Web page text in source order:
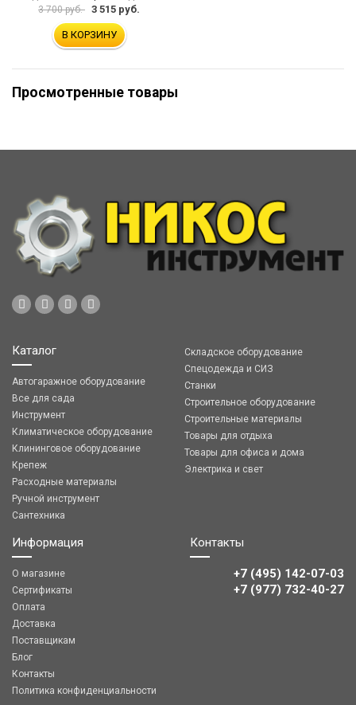
3 700 руб. 3 515 руб.
В КОРЗИНУ
Просмотренные товары
Каталог
Автогаражное оборудование
Все для сада
Инструмент
Климатическое оборудование
Клининговое оборудование
Крепеж
Расходные материалы
Ручной инструмент
Сантехника
Складское оборудование
Спецодежда и СИЗ
Станки
Строительное оборудование
Строительные материалы
Товары для отдыха
Товары для офиса и дома
Электрика и свет
Информация
О магазине
Сертификаты
Оплата
Доставка
Поставщикам
Блог
Контакты
Политика конфиденциальности
Контакты
+7 (495) 142-07-03
‎‎+7 (977) 732-40-27